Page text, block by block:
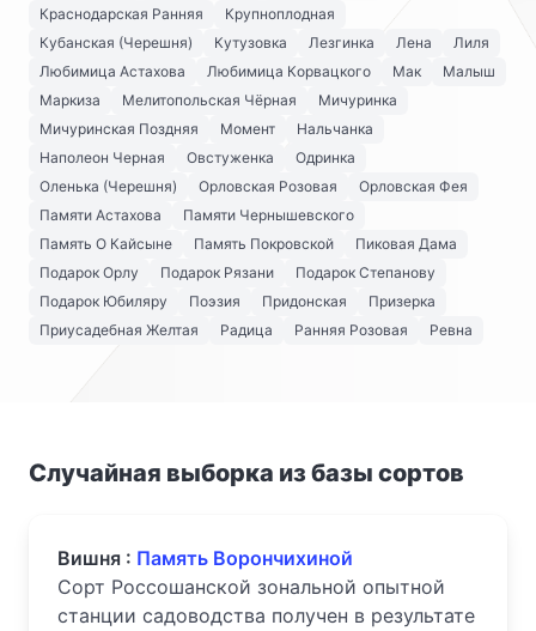
Краснодарская Ранняя
Крупноплодная
Кубанская (Черешня)
Кутузовка Лезгинка Лена
Лиля
Любимица Астахова
Любимица Корвацкого Мак
Малыш
Маркиза
Мелитопольская Чёрная
Мичуринка
Мичуринская Поздняя
Момент
Нальчанка
Наполеон Черная
Овстуженка
Одринка
Оленька (Черешня)
Орловская Розовая
Орловская Фея
Памяти Астахова
Памяти Чернышевского
Память О Кайсыне
Память Покровской
Пиковая Дама
Подарок Орлу
Подарок Рязани
Подарок Степанову
Подарок Юбиляру
Поэзия Придонская
Призерка
Приусадебная Желтая
Радица Ранняя Розовая Ревна
Случайная выборка из базы сортов
Вишня : Память Ворончихиной
Сорт Россошанской зональной опытной
станции садоводства получен в результате